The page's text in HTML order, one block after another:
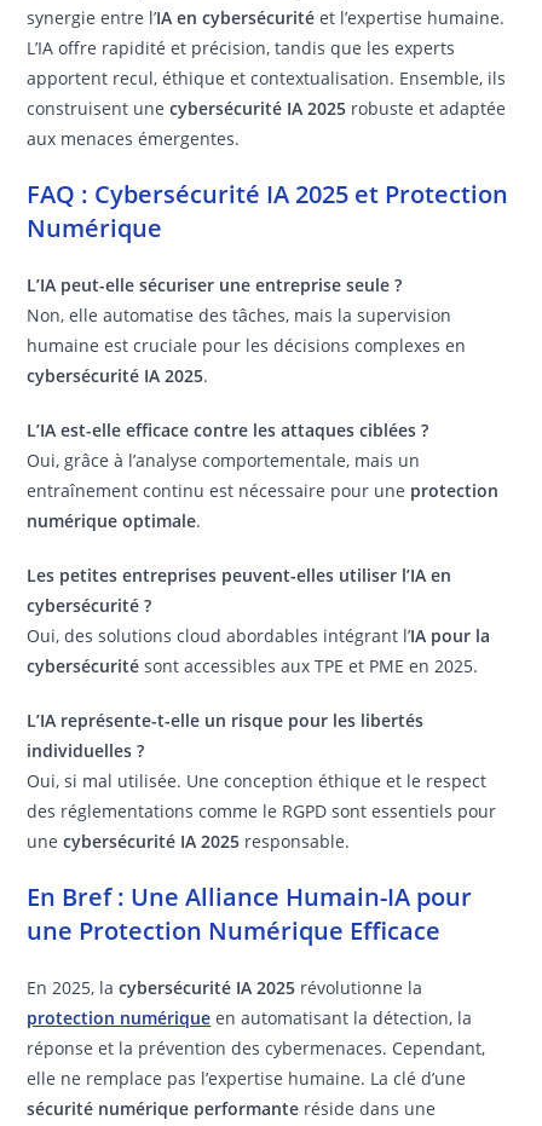
synergie entre l’IA en cybersécurité et l’expertise humaine.
L’IA offre rapidité et précision, tandis que les experts
apportent recul, éthique et contextualisation. Ensemble, ils
construisent unecybersécurité IA 2025 robuste et adaptée
aux menaces émergentes.
FAQ : Cybersécurité IA 2025 et Protection
Numérique
L’IA peut-elle sécuriser une entreprise seule ?
Non, elle automatise des tâches, mais la supervision
humaine est cruciale pour les décisions complexes en
cybersécurité IA 2025.
L’IA est-elle efficace contre les attaques ciblées ?
Oui, grâce à l’analyse comportementale, mais un
entraînement continu est nécessaire pour une protection
numérique optimale.
Les petites entreprises peuvent-elles utiliser l’IA en
cybersécurité ?
Oui, des solutions cloud abordables intégrant l’IA pour la
cybersécurité sont accessibles aux TPE et PME en 2025.
L’IA représente-t-elle un risque pour les libertés
individuelles ?
Oui, si mal utilisée. Une conception éthique et le respect
des réglementations comme le RGPD sont essentiels pour
unecybersécurité IA 2025 responsable.
En Bref : Une Alliance Humain-IA pour
une Protection Numérique Efficace
En 2025, lacybersécurité IA 2025 révolutionne la
protection numérique en automatisant la détection, la
réponse et la prévention des cybermenaces. Cependant,
elle ne remplace pas l’expertise humaine. La clé d’une
sécurité numérique performante réside dans une